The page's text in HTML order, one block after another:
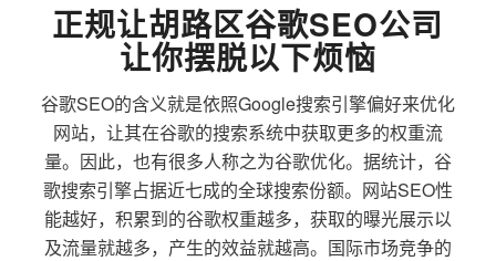
正规让胡路区谷歌SEO公司
让你摆脱以下烦恼
谷歌SEO的含义就是依照Google搜索引擎偏好来优化
网站，让其在谷歌的搜索系统中获取更多的权重流
量。因此，也有很多人称之为谷歌优化。据统计，谷
歌搜索引擎占据近七成的全球搜索份额。网站SEO性
能越好，积累到的谷歌权重越多，获取的曝光展示以
及流量就越多，产生的效益就越高。国际市场竞争的